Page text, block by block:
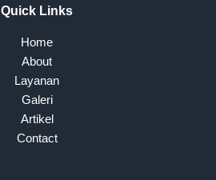
Quick Links
Home
About
Layanan
Galeri
Artikel
Contact